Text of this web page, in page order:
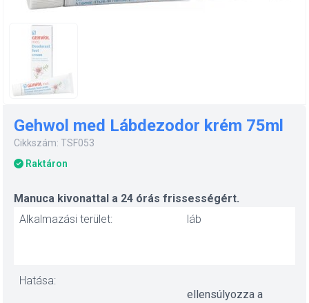
Gehwol med Lábdezodor krém 75ml
Cikkszám: TSF053
Raktáron
Manuca kivonattal a 24 órás frissességért.
Alkalmazási terület:
láb
Hatása:
ellensúlyozza a